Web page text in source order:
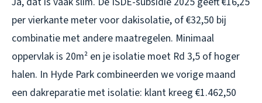
per vierkante meter voor dakisolatie, of €32,50 bij
combinatie met andere maatregelen. Minimaal
oppervlak is 20m² en je isolatie moet Rd 3,5 of hoger
halen. In Hyde Park combineerden we vorige maand
een dakreparatie met isolatie: klant kreeg €1.462,50